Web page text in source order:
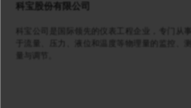
科宝股份有限公司
科宝公司是国际领先的仪表工程企业，专门从事
于流量、压力、液位和温度等物理量的监控、测
量与调节。